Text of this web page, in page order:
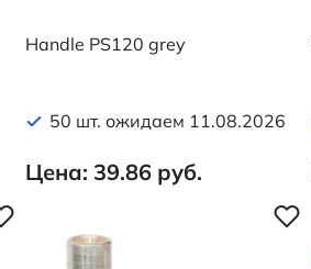
Handle PS120 grey
50 шт. ожидаем 11.08.2026
Цена: 39.86 руб.